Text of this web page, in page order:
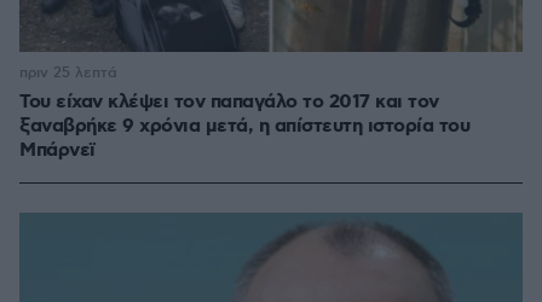
Του είχαν κλέψει τον παπαγάλο το 2017 και τον
ξαναβρήκε 9 χρόνια μετά, η απίστευτη ιστορία του
Μπάρνεϊ
πριν 25 λεπτά